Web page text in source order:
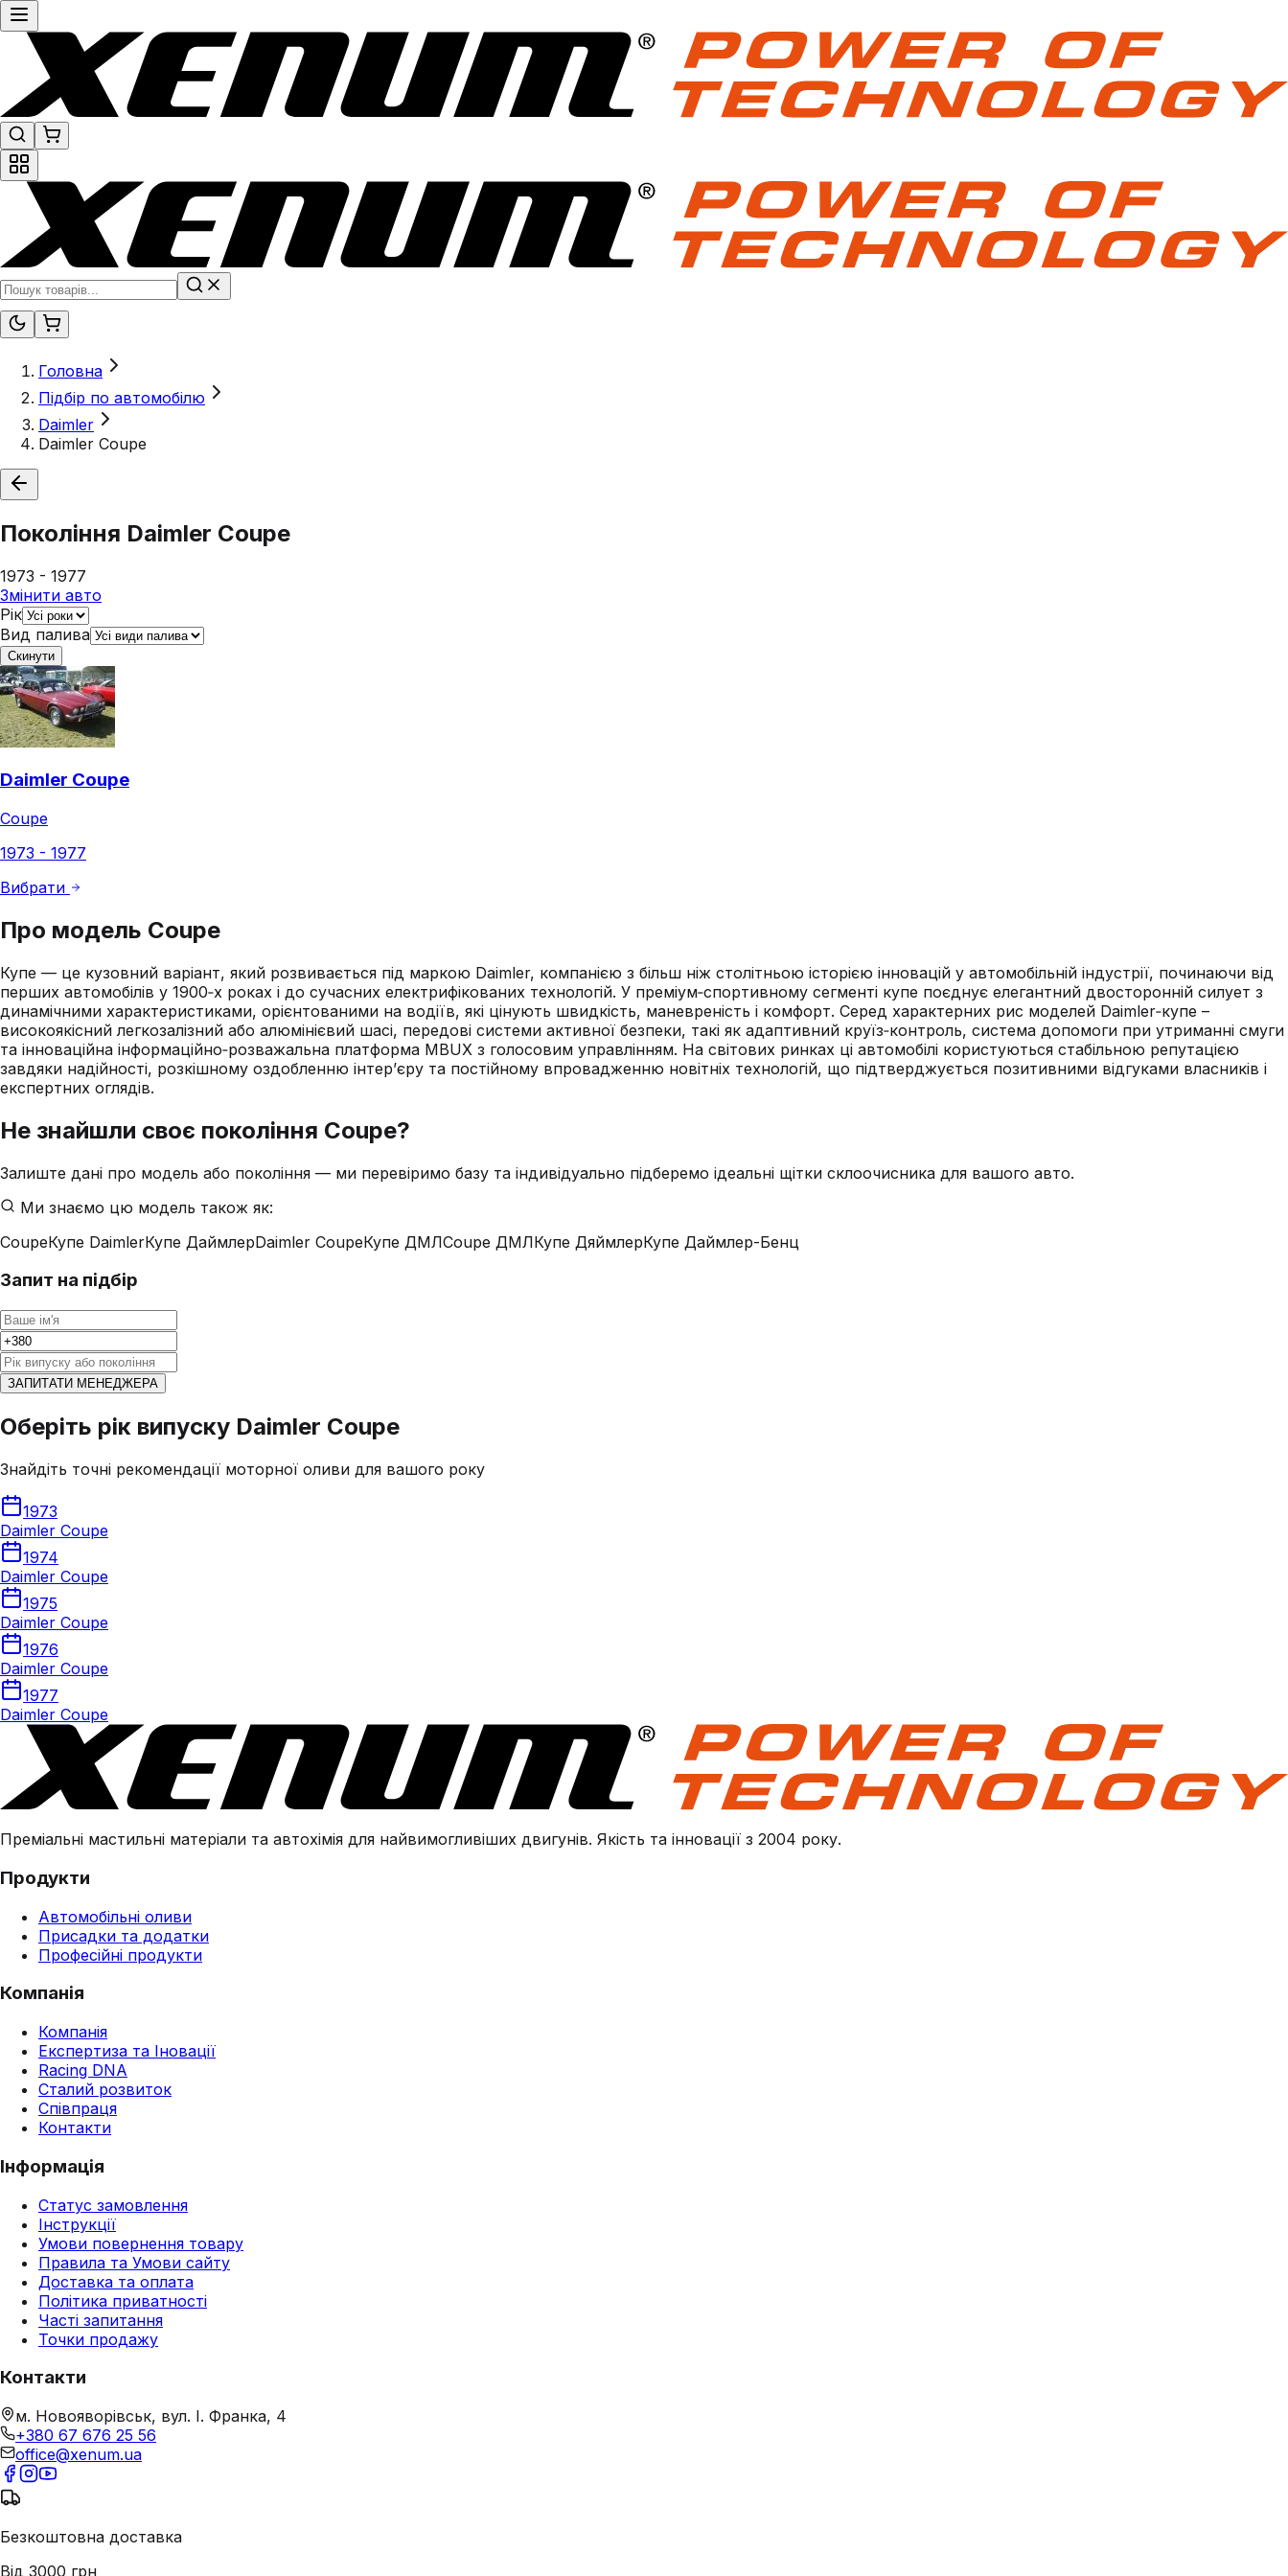
Головна
Підбір по автомобілю
Daimler
Daimler Coupe
Покоління Daimler Coupe
1973 - 1977
Змінити авто
Рік
Вид палива
Скинути
Daimler Coupe
Coupe
1973 - 1977
Вибрати
Про модель Coupe
Купе — це кузовний варіант, який розвивається під маркою Daimler, компанією з більш ніж столітньою історією інновацій у автомобільній індустрії, починаючи від
перших автомобілів у 1900‑х роках і до сучасних електрифікованих технологій. У преміум‑спортивному сегменті купе поєднує елегантний двосторонній силует з
динамічними характеристиками, орієнтованими на водіїв, які цінують швидкість, маневреність і комфорт. Серед характерних рис моделей Daimler‑купе –
високоякісний легкозалізний або алюмінієвий шасі, передові системи активної безпеки, такі як адаптивний круїз‑контроль, система допомоги при утриманні смуги
та інноваційна інформаційно‑розважальна платформа MBUX з голосовим управлінням. На світових ринках ці автомобілі користуються стабільною репутацією
завдяки надійності, розкішному оздобленню інтер’єру та постійному впровадженню новітніх технологій, що підтверджується позитивними відгуками власників і
експертних оглядів.
Не знайшли своє покоління Coupe?
Залиште дані про модель або покоління — ми перевіримо базу та індивідуально підберемо ідеальні щітки склоочисника для вашого авто.
Ми знаємо цю модель також як:
CoupeКупе DaimlerКупе ДаймлерDaimler CoupeКупе ДМЛCoupe ДМЛКупе ДяймлерКупе Даймлер-Бенц
Запит на підбір
ЗАПИТАТИ МЕНЕДЖЕРА
Оберіть рік випуску Daimler Coupe
Знайдіть точні рекомендації моторної оливи для вашого року
1973
Daimler Coupe
1974
Daimler Coupe
1975
Daimler Coupe
1976
Daimler Coupe
1977
Daimler Coupe
Преміальні мастильні матеріали та автохімія для найвимогливіших двигунів. Якість та інновації з 2004 року.
Продукти
Автомобільні оливи
Присадки та додатки
Професійні продукти
Компанія
Компанія
Експертиза та Іновації
Racing DNA
Сталий розвиток
Співпраця
Контакти
Інформація
Статус замовлення
Інструкції
Умови повернення товару
Правила та Умови сайту
Доставка та оплата
Політика приватності
Часті запитання
Точки продажу
Контакти
м. Новояворівськ, вул. І. Франка, 4
+380 67 676 25 56
office@xenum.ua
Безкоштовна доставка
Від 3000 грн